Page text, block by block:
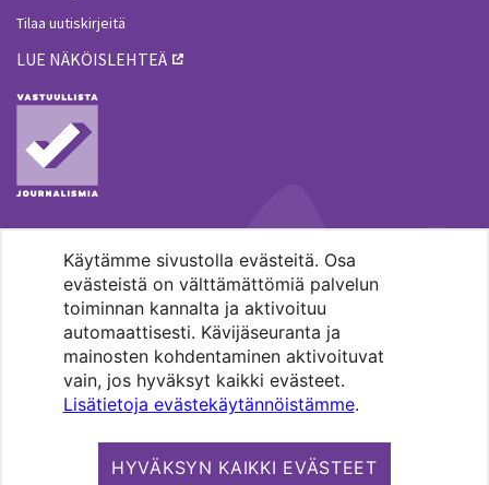
Käytämme sivustolla evästeitä. Osa
evästeistä on välttämättömiä palvelun
toiminnan kannalta ja aktivoituu
automaattisesti. Kävijäseuranta ja
mainosten kohdentaminen aktivoituvat
vain, jos hyväksyt kaikki evästeet.
Lisätietoja evästekäytännöistämme.
HYVÄKSYN KAIKKI EVÄSTEET
Tilaa uutiskirjeitä
LUE NÄKÖISLEHTEÄ
MENOHAKU
Pääkaupunkiseudun evankelis-
luterilaisten seurakuntien media.